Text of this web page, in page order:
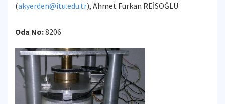
(akyerden@itu.edu.tr), Ahmet Furkan REİSOĞLU
Oda No:8206